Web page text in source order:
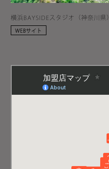
横浜BAYSIDEスタジオ（神奈川県）
WEBサイト